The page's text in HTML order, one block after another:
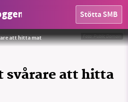
Stötta SMB
att hitta mat
svårare att hitta
Foto:Public Domain